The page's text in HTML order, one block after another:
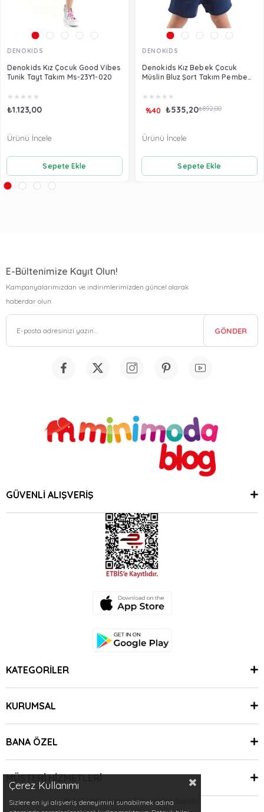
DENOKİDS
Denokids Kız Çocuk Good Vibes
Tunik Tayt Takım Ms-23Y1-020
★ ★ ★ ★ ★
₺1.123,00
Sepete Ekle
Ürünü İncele
DENOKİDS
Denokids Kız Bebek Çocuk
Müslin Bluz Şort Takım Pembe
★ ★ ★ ★ ★
₺535,20₺892,00
%40
Sepete Ekle
Ürünü İncele
E-Bültenimize Kayıt Olun!
Kampanyalarımızdan ve indirimlerimizden güncel olarak
haberdar olun.
GÖNDER
GÜVENLİ ALIŞVERİŞ
KATEGORİLER
KURUMSAL
BANA ÖZEL
MÜŞTERİ HİZMETLERİ
© 2024 Minimoda | Tüm Hakları Saklıdır.
Çerez Kullanımı
Sizlere en iyi alışveriş deneyimini sunabilmek adına